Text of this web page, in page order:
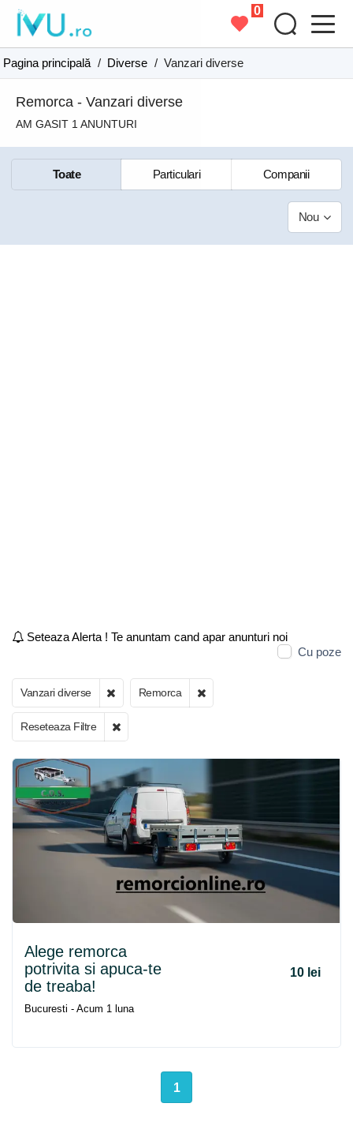
0
Pagina principală / Diverse / Vanzari diverse
Remorca - Vanzari diverse
AM GASIT 1 ANUNTURI
Toate Particulari Companii
Nou
Seteaza Alerta ! Te anuntam cand apar anunturi noi
Cu poze
Vanzari diverse Remorca
Reseteaza Filtre
Alege remorca
potrivita si apuca-te
de treaba!
10 lei
Bucuresti - Acum 1 luna
1